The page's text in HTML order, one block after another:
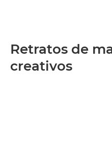
Retratos de
creativos